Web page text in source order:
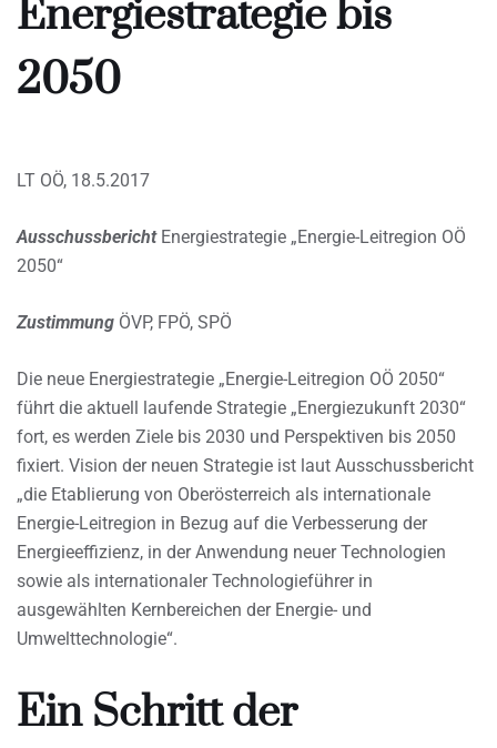
Energiestrategie bis
2050
LT OÖ, 18.5.2017
AusschussberichtEnergiestrategie „Energie-Leitregion OÖ
2050“
Zustimmung ÖVP, FPÖ, SPÖ
Die neue Energiestrategie „Energie-Leitregion OÖ 2050“
führt die aktuell laufende Strategie „Energiezukunft 2030“
fort, es werden Ziele bis 2030 und Perspektiven bis 2050
fixiert. Vision der neuen Strategie ist laut Ausschussbericht
„die Etablierung von Oberösterreich als internationale
Energie-Leitregion in Bezug auf die Verbesserung der
Energieeffizienz, in der Anwendung neuer Technologien
sowie als internationaler Technologieführer in
ausgewählten Kernbereichen der Energie- und
Umwelttechnologie“.
Ein Schritt der